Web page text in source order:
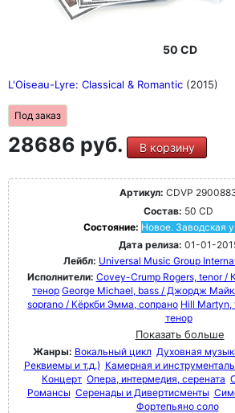
50 CD
L'Oiseau-Lyre: Classical & Romantic (2015)
Под заказ
28686 руб. В корзину
Артикул: CDVP
Состав: 50 CD
Состояние: Новое. Заводская
Дата релиза: 01-01-
Лейбл: Universal Music Group
Исполнители: Covey-Crump Rogers, tenor
тенор George Michael, bass / Джордж
soprano / Кёркби Эмма, сопрано Hill
тенор
Показать больше
Жанры: Вокальный цикл Духовная
Реквиемы и т.д.) Камерная и
Концерт Опера, интермедия, серената
Романсы Серенады и Дивертисменты
Фортепьяно соло